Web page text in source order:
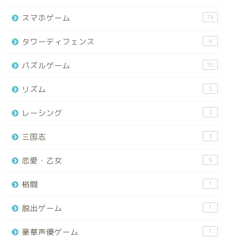
スマホゲーム 74
タワーディフェンス 4
パズルゲーム 10
リズム 5
レーシング 2
三国志 3
恋愛・乙女 9
格闘 1
脱出ゲーム 1
豪華声優ゲーム 1